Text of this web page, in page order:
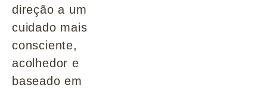
direção a um
cuidado mais
consciente,
acolhedor e
baseado em